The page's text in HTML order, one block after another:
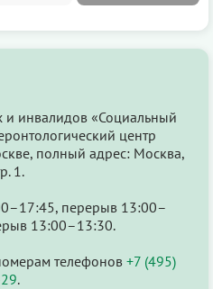
и инвалидов «Социальный
центр
полный адрес: Москва,
1.
перерыв 13:00–
13:00–13:30.
телефонов +7 (495)
.